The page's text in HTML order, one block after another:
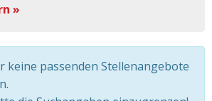
»
keine passenden Stellenangebote